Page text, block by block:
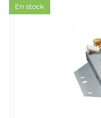
En stock